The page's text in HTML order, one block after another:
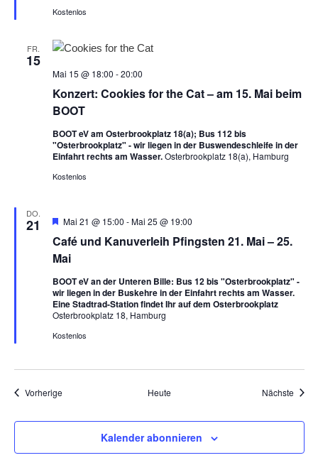
o
e
n
Kostenlos
FR.
15
Konzert: Cookies for the Cat – am 15. Mai beim
BOOT
Mai 15 @ 18:00 -20:00
BOOT eV am Osterbrookplatz 18(a); Bus 112 bis
"Osterbrookplatz" - wir liegen in der Buswendeschleife in der
Einfahrt rechts am Wasser.Osterbrookplatz 18(a), Hamburg
Kostenlos
DO.
21
Café und Kanuverleih Pfingsten 21. Mai – 25.
Mai
H
r
v
o
r
g
e
h
o
b
Mai 21 @ 15:00 -Mai 25 @ 19:00
BOOT eV an der Unteren Bille: Bus 12 bis "Osterbrookplatz" -
wir liegen in der Buskehre in der Einfahrt rechts am Wasser.
Eine Stadtrad-Station findet Ihr auf dem Osterbrookplatz
Osterbrookplatz 18, Hamburg
Kostenlos
VorherigeVeranstaltungen Heute Nächste
Kalender abonnieren